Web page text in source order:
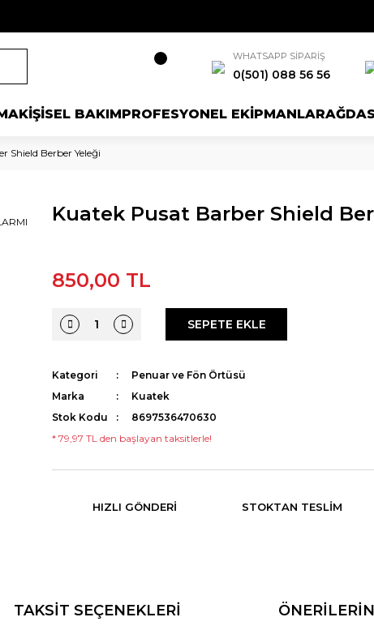
WHATSAPP SİPARİŞ
0(501) 088 56 56
KİŞİSEL BAKIMPROFESYONEL EKİPMANLARAĞDA
Shield Berber Yeleği
Kuatek Pusat Barber Shield
850,00 TL
SEPETE EKLE
Kategori
Penuar ve Fön Örtüsü
Marka
Kuatek
Stok Kodu
8697536470630
* 79,97 TL den başlayan taksitlerle!
HIZLI GÖNDERI STOKTAN TESLIM
TAKSİT SEÇENEKLERİ